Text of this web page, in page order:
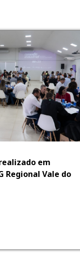
em
Regional Vale do